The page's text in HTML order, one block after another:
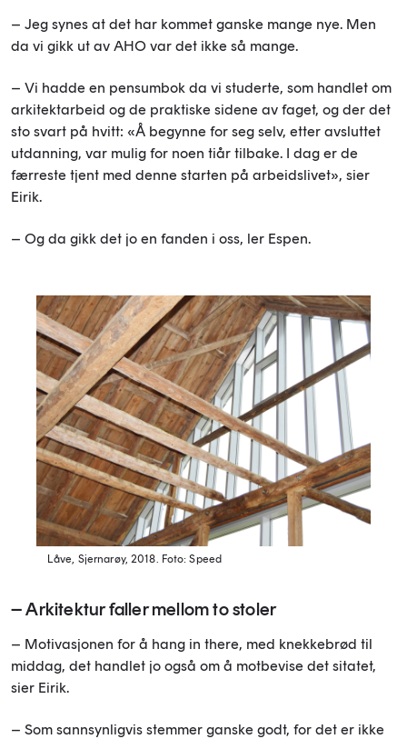
– Jeg synes at det har kommet ganske mange nye. Men
da vi gikk ut av AHO var det ikke så mange.
– Vi hadde en pensumbok da vi studerte, som handlet om
arkitektarbeid og de praktiske sidene av faget, og der det
sto svart på hvitt: «Å begynne for seg selv, etter avsluttet
utdanning, var mulig for noen tiår tilbake. I dag er de
færreste tjent med denne starten på arbeidslivet», sier
Eirik.
– Og da gikk det jo en fanden i oss, ler Espen.
Låve, Sjernarøy, 2018. Foto: Speed
– Arkitektur faller mellom to stoler
– Motivasjonen for å hang in there, med knekkebrød til
middag, det handlet jo også om å motbevise det sitatet,
sier Eirik.
– Som sannsynligvis stemmer ganske godt, for det er ikke